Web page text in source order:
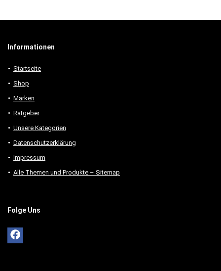
Informationen
Startseite
Shop
Marken
Ratgeber
Unsere Kategorien
Datenschutzerklärung
Impressum
Alle Themen und Produkte – Sitemap
Folge Uns